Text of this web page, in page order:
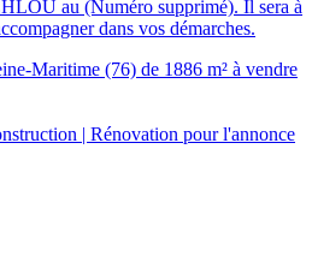
au (Numéro supprimé). Il sera à
dans vos démarches.